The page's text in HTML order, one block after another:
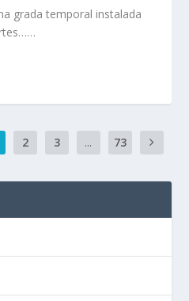
grada temporal instalada
2 3 ... 73